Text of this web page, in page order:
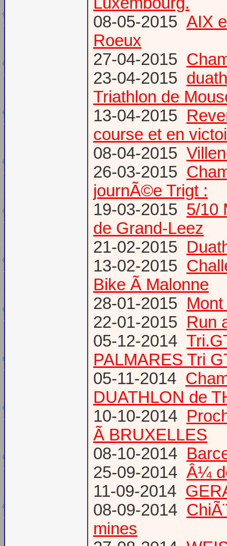
08-05-2015 AIX
Roeux
27-04-2015
23-04-2015
Triathlon de
13-04-2015
course et en
08-04-2015
26-03-2015
journÃ©e Trigt :
19-03-2015 5/10
de Grand-Leez
21-02-2015
13-02-2015
Bike Ã Malonne
28-01-2015
22-01-2015 Run
05-12-2014
PALMARES Tri
05-11-2014
DUATHLON de
10-10-2014
Ã BRUXELLES
08-10-2014
25-09-2014 Â¼
11-09-2014
08-09-2014
mines